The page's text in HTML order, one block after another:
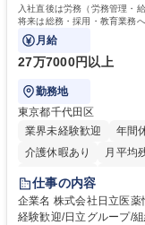
入社直後は労務（労務管理・
将来は総務・採用・教育業務
ます。
月給
27万7000円以上
勤務地
東京都千代田区
業界未経験歓迎
年間
介護休暇あり
月平均
住宅手当あり
育休あり
完全週休2
仕事の内容
企業名 株式会社日立医薬情報ソリュー
経験歓迎/日立グループ/組織